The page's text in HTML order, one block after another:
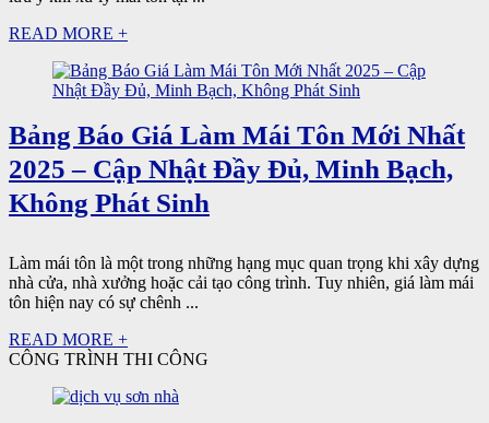
READ MORE +
Bảng Báo Giá Làm Mái Tôn Mới Nhất
2025 – Cập Nhật Đầy Đủ, Minh Bạch,
Không Phát Sinh
Làm mái tôn là một trong những hạng mục quan trọng khi xây dựng
nhà cửa, nhà xưởng hoặc cải tạo công trình. Tuy nhiên, giá làm mái
tôn hiện nay có sự chênh ...
READ MORE +
CÔNG TRÌNH THI CÔNG